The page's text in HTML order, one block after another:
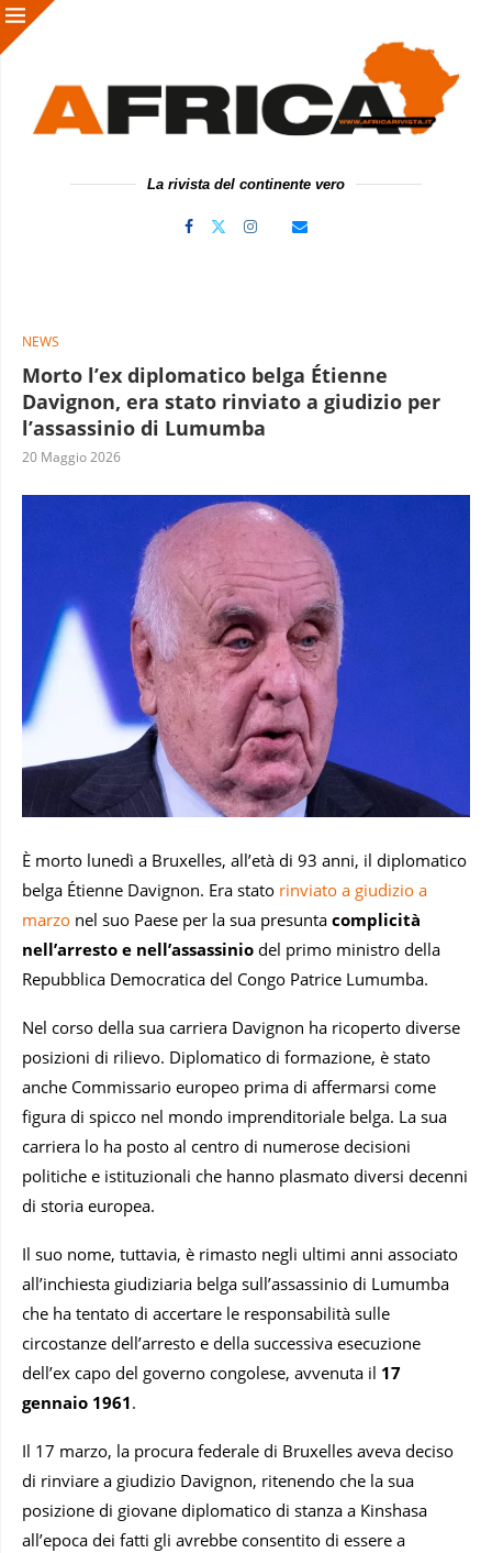
La rivista del continente vero
NEWS
Morto l’ex diplomatico belga Étienne
Davignon, era stato rinviato a giudizio per
l’assassinio di Lumumba
20 Maggio 2026
È morto lunedì a Bruxelles, all’età di 93 anni, il diplomatico
belga Étienne Davignon. Era stato rinviato a giudizio a
marzo nel suo Paese per la sua presunta complicità
nell’arresto e nell’assassinio del primo ministro della
Repubblica Democratica del Congo Patrice Lumumba.
Nel corso della sua carriera Davignon ha ricoperto diverse
posizioni di rilievo. Diplomatico di formazione, è stato
anche Commissario europeo prima di affermarsi come
figura di spicco nel mondo imprenditoriale belga. La sua
carriera lo ha posto al centro di numerose decisioni
politiche e istituzionali che hanno plasmato diversi decenni
di storia europea.
Il suo nome, tuttavia, è rimasto negli ultimi anni associato
all’inchiesta giudiziaria belga sull’assassinio di Lumumba
che ha tentato di accertare le responsabilità sulle
circostanze dell’arresto e della successiva esecuzione
dell’ex capo del governo congolese, avvenuta il 17
gennaio 1961.
Il 17 marzo, la procura federale di Bruxelles aveva deciso
di rinviare a giudizio Davignon, ritenendo che la sua
posizione di giovane diplomatico di stanza a Kinshasa
all’epoca dei fatti gli avrebbe consentito di essere a